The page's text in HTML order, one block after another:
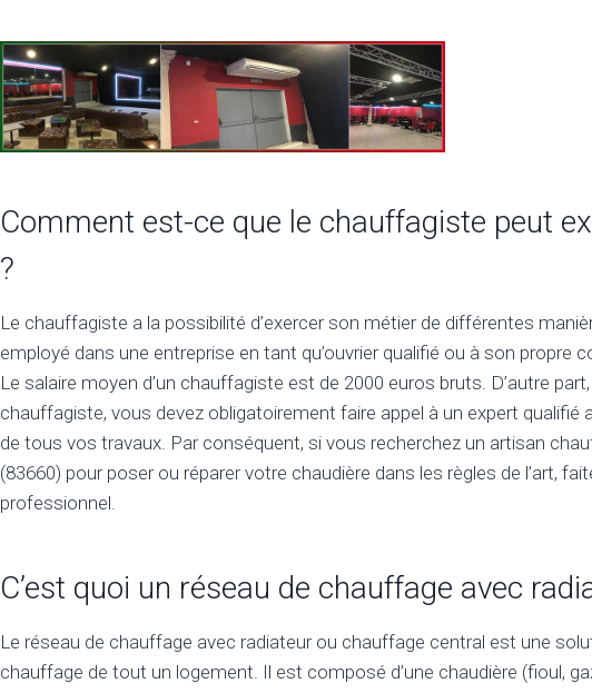
Comment est-ce que le chauffagiste peut
?
Le chauffagiste a la possibilité d’exercer son métier de différentes
employé dans une entreprise en tant qu’ouvrier qualifié ou à son propre
Le salaire moyen d’un chauffagiste est de 2000 euros bruts. D’autre
chauffagiste, vous devez obligatoirement faire appel à un expert qualifié
de tous vos travaux. Par conséquent, si vous recherchez un artisan
(83660) pour poser ou réparer votre chaudière dans les règles de l’art,
professionnel.
C’est quoi un réseau de chauffage avec
Le réseau de chauffage avec radiateur ou chauffage central est une
chauffage de tout un logement. Il est composé d’une chaudière (fioul,